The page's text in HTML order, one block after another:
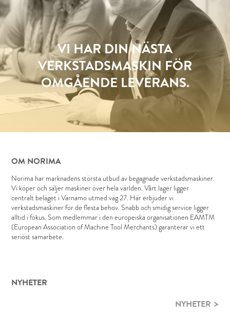
VI HAR DIN NÄSTA
VERKSTADSMASKIN FÖR
OMGÅENDE LEVERANS.
OM NORIMA
Norima har marknadens största utbud av begagnade verkstadsmaskiner.
Vi köper och säljer maskiner över hela världen. Vårt lager ligger
centralt beläget i Värnamo utmed väg 27. Här erbjuder vi
verkstadsmaskiner för de flesta behov. Snabb och smidig service ligger
alltid i fokus. Som medlemmar i den europeiska organisationen EAMTM
(European Association of Machine Tool Merchants) garanterar vi ett
seriöst samarbete.
NYHETER
NYHETER